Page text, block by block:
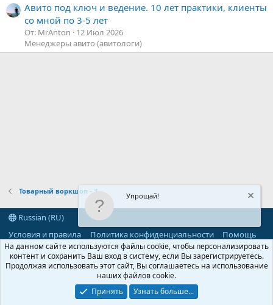
Авито под ключ и ведение. 10 лет практики, клиенты
со мной по 3-5 лет
От: MrAnton
12 Июл 2026
Менеджеры авито (авитологи)
Товарный воркшоп - 3
Russian (RU)
Условия и правила
Политика конфиденциальности Помощь
R
S
Community platform by XenForo® © 2010-2026 XenForo Ltd.
Parts of this site powered byadd-ons from DragonByte™
DragonByte Technologies(Details)
©2010-2026 XenForo Ltd.
Упрощай!
На данном сайте используются файлы cookie, чтобы персонализировать
контент и сохранить Ваш вход в систему, если Вы зарегистрируетесь.
Продолжая использовать этот сайт, Вы соглашаетесь на использование
наших файлов cookie.
Принять
Узнать больше...